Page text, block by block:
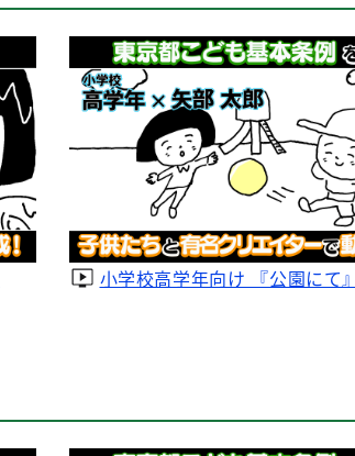
小学校高学年向け 『公園にて